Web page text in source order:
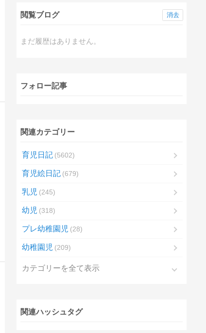
閲覧ブログ
まだ履歴はありません。
消去
フォロー記事
関連カテゴリー
育児日記 5602
育児絵日記 679
乳児 245
幼児 318
プレ幼稚園児 28
幼稚園児 209
カテゴリーを全て表示
関連ハッシュタグ